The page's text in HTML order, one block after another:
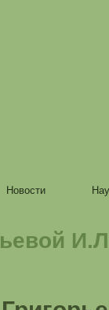
Новости